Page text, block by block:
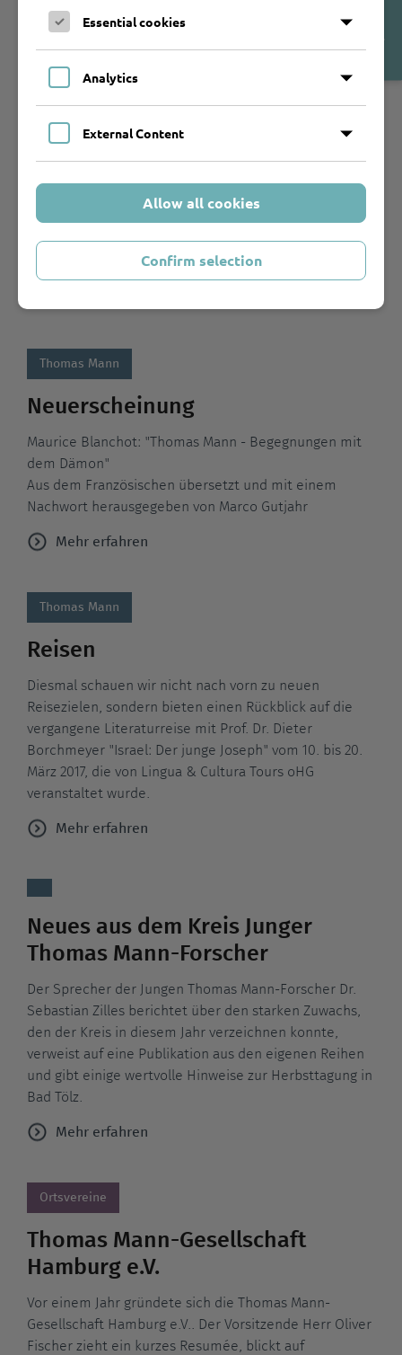
Akademie, Bensberg.
Mehr erfahren
Thomas Mann
Neuausgabe
"Nicht auf der Rasenkante gehen!"
Die Familie Mann und ihr Landhaus in Bad Tölz 1908-
1917
Erweiterte Neuausgabe von Daniel Lang
Thomas Mann
Neuerscheinung
Maurice Blanchot: "Thomas Mann - Begegnungen mit
dem Dämon"
Aus dem Französischen übersetzt und mit einem
Nachwort herausgegeben von Marco Gutjahr
Mehr erfahren
Thomas Mann
Reisen
Diesmal schauen wir nicht nach vorn zu neuen
Reisezielen, sondern bieten einen Rückblick auf die
vergangene Literaturreise mit Prof. Dr. Dieter
Borchmeyer "Israel: Der junge Joseph" vom 10. bis 20.
März 2017, die von Lingua & Cultura Tours oHG
veranstaltet wurde.
Mehr erfahren
Neues aus dem Kreis Junger
Thomas Mann-Forscher
Der Sprecher der Jungen Thomas Mann-Forscher Dr.
Sebastian Zilles berichtet über den starken Zuwachs,
den der Kreis in diesem Jahr verzeichnen konnte,
verweist auf eine Publikation aus den eigenen Reihen
und gibt einige wertvolle Hinweise zur Herbsttagung in
Bad Tölz.
Mehr erfahren
Ortsvereine
Thomas Mann-Gesellschaft
Hamburg e.V.
Vor einem Jahr gründete sich die Thomas Mann-
Gesellschaft Hamburg e.V.. Der Vorsitzende Herr Oliver
Fischer zieht ein kurzes Resumée, blickt auf
Essential cookies
Analytics
External Content
Allow all cookies
Confirm selection
Open
Banner